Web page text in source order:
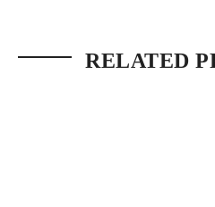
RELATED